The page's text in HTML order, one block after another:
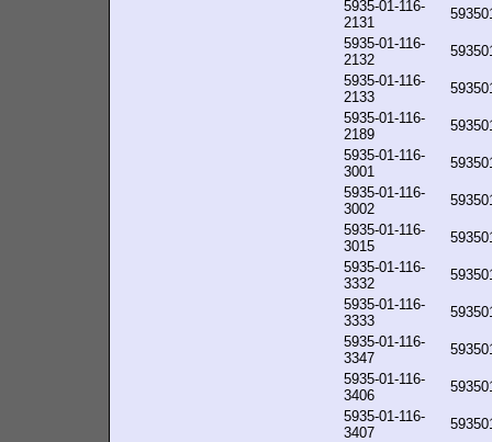
5935-01-116-
2131
5935-01-116-
2132
5935-01-116-
2133
5935-01-116-
2189
5935-01-116-
3001
5935-01-116-
3002
5935-01-116-
3015
5935-01-116-
3332
5935-01-116-
3333
5935-01-116-
3347
5935-01-116-
3406
5935-01-116-
3407